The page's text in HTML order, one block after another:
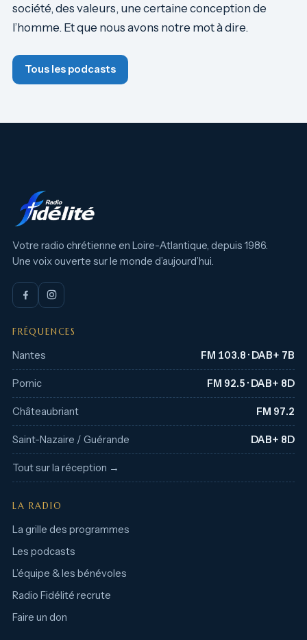
société, des valeurs, une certaine conception de
l’homme. Et que nous avons notre mot à dire.
Tous les podcasts
Votre radio chrétienne en Loire-Atlantique, depuis 1986.
Une voix ouverte sur le monde d’aujourd’hui.
FRÉQUENCES
Nantes FM 103.8 · DAB+ 7B
Pornic FM 92.5 · DAB+ 8D
Châteaubriant FM 97.2
Saint-Nazaire / Guérande DAB+ 8D
Tout sur la réception →
LA RADIO
La grille des programmes
Les podcasts
L’équipe & les bénévoles
Radio Fidélité recrute
Faire un don